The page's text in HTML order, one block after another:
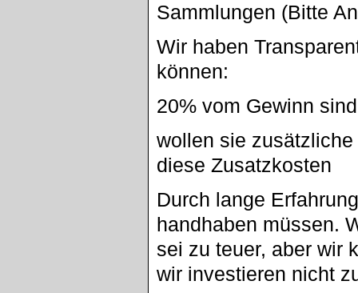
Sammlungen (Bitte
Wir haben
können:
20% vom Gewinn
wollen sie
diese Zusatzkosten
Durch lange
handhaben müssen.
sei zu teuer, aber wir
wir investieren nicht